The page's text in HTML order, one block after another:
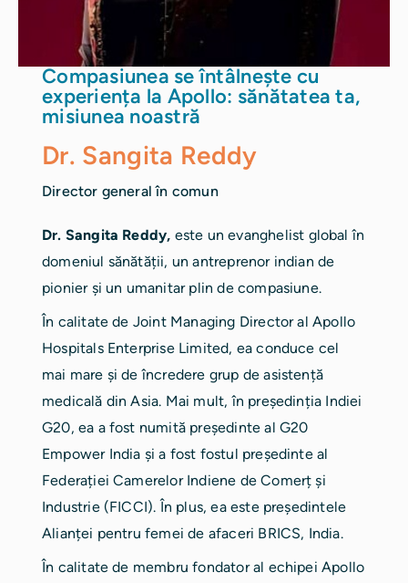
Compasiunea se întâlnește cu
experiența la Apollo: sănătatea ta,
misiunea noastră
Dr. Sangita Reddy
Director general în comun
Dr. Sangita Reddy, este un evanghelist global în
domeniul sănătății, un antreprenor indian de
pionier și un umanitar plin de compasiune.
În calitate de Joint Managing Director al Apollo
Hospitals Enterprise Limited, ea conduce cel
mai mare și de încredere grup de asistență
medicală din Asia. Mai mult, în președinția Indiei
G20, ea a fost numită președinte al G20
Empower India și a fost fostul președinte al
Federației Camerelor Indiene de Comerț și
Industrie (FICCI). În plus, ea este președintele
Alianței pentru femei de afaceri BRICS, India.
În calitate de membru fondator al echipei Apollo